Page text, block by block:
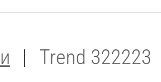
Trend 322223